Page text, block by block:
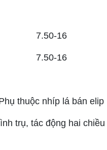
7.50-16
7.50-16
thuộc nhíp lá bán elip
trụ, tác động hai chiều